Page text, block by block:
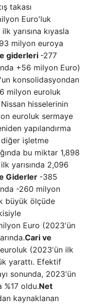
takası
Euro'luk
yarısına kıyasla
milyon euroya
giderleri -277
+56 milyon Euro)
konsolidasyondan
milyon euroluk
hisselerinin
euroluk sermaye
yapılandırma
diğer işletme
bu miktar 1,898
yarısında 2,096
Giderler -385
-260 milyon
büyük ölçüde
Euro (2023'ün
Cari ve
(2023'ün ilk
yarattı. Efektif
sonunda, 2023'ün
%17 oldu.Net
kaynaklanan